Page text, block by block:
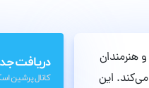
هنرمندان
این